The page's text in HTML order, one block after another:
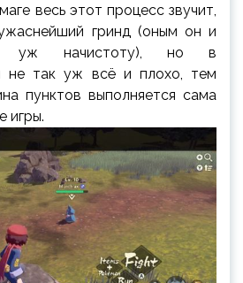
весь этот процесс звучит,
гринд (оным он и
уж начистоту), но в
не так уж всё и плохо, тем
пунктов выполняется сама
игры.